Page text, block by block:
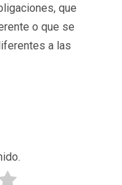
que
o que se
a las